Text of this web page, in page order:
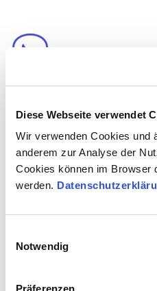
Diese Webseite verwendet
Wir verwenden Cookies und
anderem zur Analyse der
Cookies können im Browser
werden.
Notwendig
Präferenzen
17. Juli 2020 Liam Pichler
0 Kommentare
MEHR LESEN